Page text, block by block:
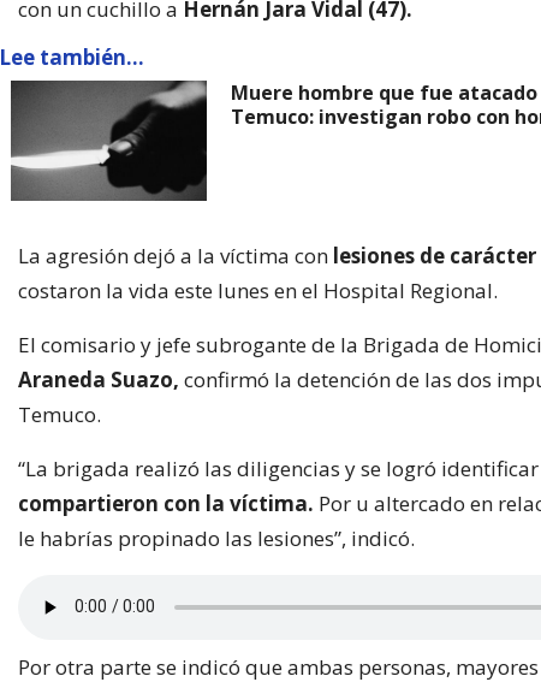
con un cuchillo a Hernán Jara Vidal (47).
Lee también...
Muere hombre que fue
Temuco: investigan robo con
La agresión dejó a la víctima con lesiones de
costaron la vida este lunes en el Hospital Regional.
El comisario y jefe subrogante de la Brigada de
Araneda Suazo, confirmó la detención de las dos
Temuco.
“La brigada realizó las diligencias y se logró
compartieron con la víctima. Por u altercado en
le habrías propinado las lesiones”, indicó.
Por otra parte se indicó que ambas personas,